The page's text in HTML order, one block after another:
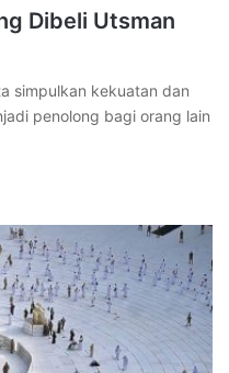
Dibeli Utsman
simpulkan kekuatan dan
penolong bagi orang lain